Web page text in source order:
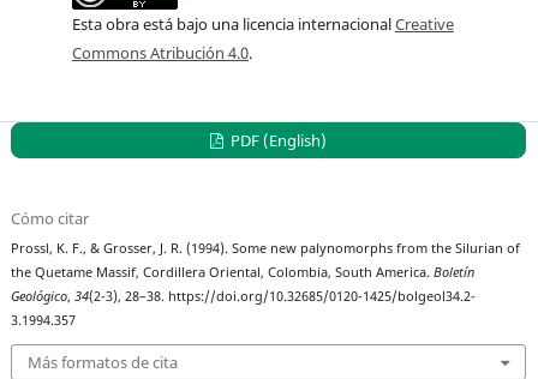
Esta obra está bajo una licencia internacionalCreative
Commons Atribución 4.0.
PDF (English)
Cómo citar
Prossl, K. F., & Grosser, J. R. (1994). Some new palynomorphs from the Silurian of
the Quetame Massif, Cordillera Oriental, Colombia, South America.Boletín
Geológico,34(2-3), 28–38. https://doi.org/10.32685/0120-1425/bolgeol34.2-
3.1994.357
Más formatos de cita